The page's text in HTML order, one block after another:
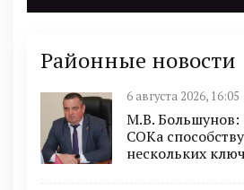
Районные новости
6 августа 2026, 16:05
М.В. Большунов:
СОКа
нескольких